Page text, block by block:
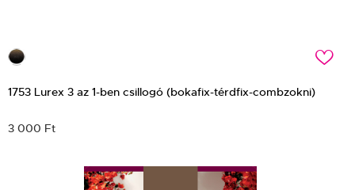
c
1753 Lurex 3 az 1-ben csillogó (bokafix-térdfix-combzokni)
3 000 Ft